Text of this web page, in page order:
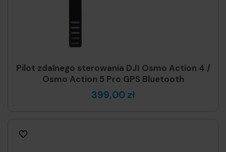
Pilot zdalnego sterowania DJI Osmo Action 4 /
Osmo Action 5 Pro GPS Bluetooth
399,00 zł